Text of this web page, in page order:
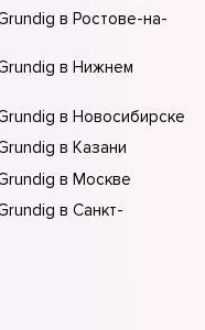
в Ростове-на-
в Нижнем
в Новосибирске
в Казани
в Москве
в Санкт-